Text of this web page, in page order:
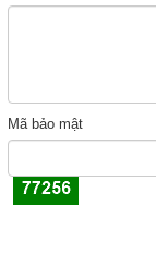
Mã bảo mật